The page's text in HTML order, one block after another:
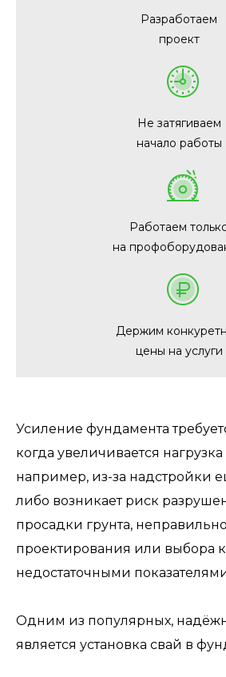
Разработаем
проект
Не затягиваем
начало работы
Работаем
на
Держим
цены на услуги
Усиление фундамента
когда увеличивается
например, из-за надстройки
либо возникает риск
просадки грунта,
проектирования или выбора
недостаточными
Одним из популярных,
является установка свай в